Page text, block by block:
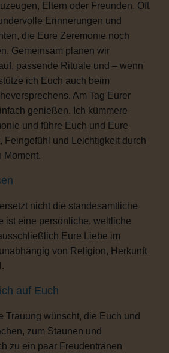
Eltern oder Freunden. Oft
Erinnerungen und
die Eure Zeremonie noch
Gemeinsam planen wir
passende Rituale und – wenn
ich Euch auch beim
Am Tag Eurer
genießen. Ich kümmere
und führe Euch und Eure
Feingefühl und Leichtigkeit durch
Moment.
nicht die standesamtliche
ist eine persönliche, weltliche
Eure Liebe im
von Religion, Herkunft
auf Euch
Trauung wünscht, die Euch und
zum Staunen und
zu ein paar Freudentränen